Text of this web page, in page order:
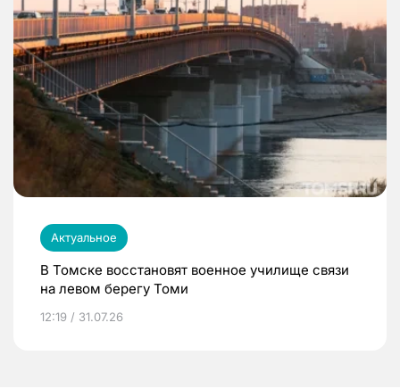
Актуальное
В Томске восстановят военное училище связи
на левом берегу Томи
12:19 / 31.07.26